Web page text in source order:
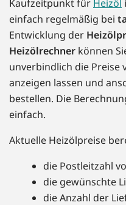
Kaufzeitpunkt für Heizöl
einfach regelmäßig bei
Entwicklung der
Heizölrechner können
unverbindlich die Preise
anzeigen lassen und
bestellen. Die
einfach.
Aktuelle Heizölpreise
die Postleitzahl
die gewünschte
die Anzahl der